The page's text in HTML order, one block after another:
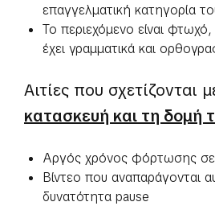
επαγγελματική κατηγορία
Το περιεχόμενο είναι
έχει γραμματικά και
Αιτίες που σχετίζονται
κατασκευή και τη δομή
Αργός χρόνος φόρτωσης
Βίντεο που αναπαράγονται
δυνατότητα pause